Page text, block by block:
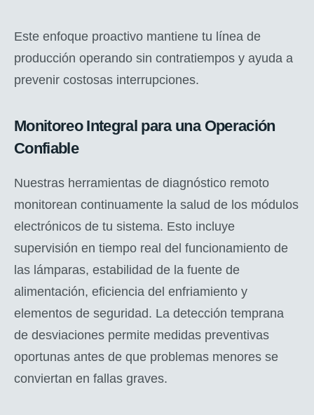
Este enfoque proactivo mantiene tu línea de
producción operando sin contratiempos y ayuda a
prevenir costosas interrupciones.
Monitoreo Integral para una Operación
Confiable
Nuestras herramientas de diagnóstico remoto
monitorean continuamente la salud de los módulos
electrónicos de tu sistema. Esto incluye
supervisión en tiempo real del funcionamiento de
las lámparas, estabilidad de la fuente de
alimentación, eficiencia del enfriamiento y
elementos de seguridad. La detección temprana
de desviaciones permite medidas preventivas
oportunas antes de que problemas menores se
conviertan en fallas graves.